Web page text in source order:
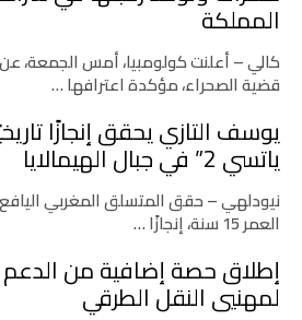
المملكة
كالي – أعلنت كولومبيا، أمس الجمعة،
قضية الصحراء، مؤكدة اعترافها …
يوسف التازي يحقق إنجازًا
ياتسي 2” في جبال الهيمالايا
نيودلهي – حقق المتسلق المغربي
العمر 15 سنة، إنجازًا …
إطلاق حصة إضافية من الدعم
لمهنيي النقل الطرقي